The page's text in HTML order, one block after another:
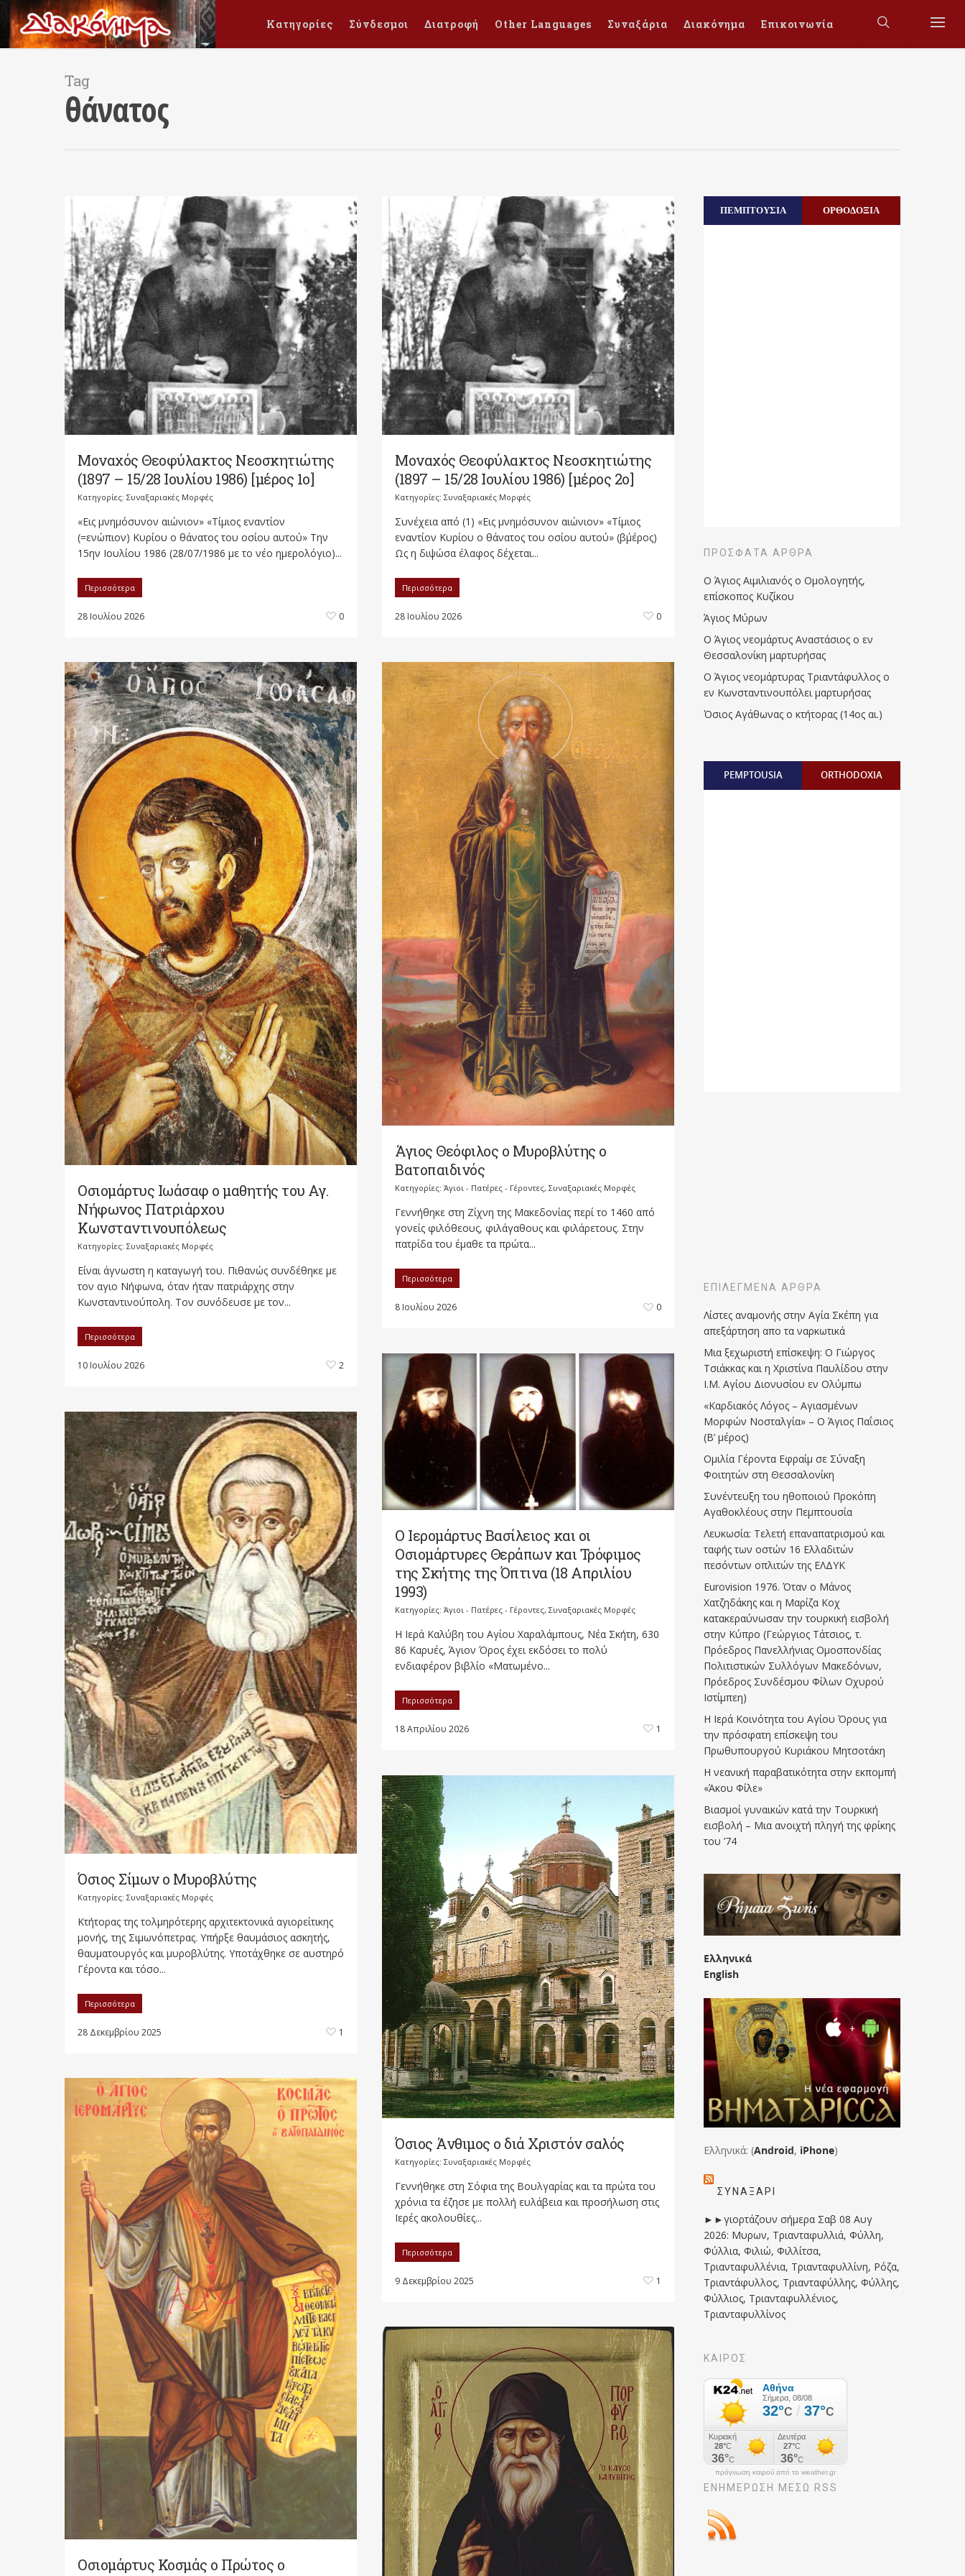
Κατηγορίες Σύνδεσμοι Διατροφή Other Languages Συναξάρια Διακόνημα Επικοινωνία
Tag
θάνατος
Μοναχός Θεοφύλακτος Νεοσκητιώτης
(1897 – 15/28 Ιουλίου 1986) [μέρος 1ο]
Κατηγορίες: Συναξαριακές Μορφές
«Εις μνημόσυνον αιώνιον» «Τίμιος εναντίον
(=ενώπιον) Κυρίου ο θάνατος του οσίου αυτού» Την
15ην Ιουλίου 1986 (28/07/1986 με το νέο ημερολόγιο)...
Περισσότερα
28 Ιουλίου 2026 0
Μοναχός Θεοφύλακτος Νεοσκητιώτης
(1897 – 15/28 Ιουλίου 1986) [μέρος 2ο]
Κατηγορίες: Συναξαριακές Μορφές
Συνέχεια από (1) «Εις μνημόσυνον αιώνιον» «Τίμιος
εναντίον Κυρίου ο θάνατος του οσίου αυτού» (β΄μέρος)
Ως η διψώσα έλαφος δέχεται...
Περισσότερα
28 Ιουλίου 2026 0
Οσιομάρτυς Ιωάσαφ ο μαθητής του Αγ.
Νήφωνος Πατριάρχου
Κωνσταντινουπόλεως
Κατηγορίες: Συναξαριακές Μορφές
Είναι άγνωστη η καταγωγή του. Πιθανώς συνδέθηκε με
τον αγιο Νήφωνα, όταν ήταν πατριάρχης στην
Κωνσταντινούπολη. Τον συνόδευσε με τον...
Περισσότερα
10 Ιουλίου 2026 2
Άγιος Θεόφιλος ο Μυροβλύτης ο
Βατοπαιδινός
Κατηγορίες: Άγιοι - Πατέρες - Γέροντες, Συναξαριακές Μορφές
Γεννήθηκε στη Ζίχνη της Μακεδονίας περί το 1460 από
γονείς φιλόθεους, φιλάγαθους και φιλάρετους. Στην
πατρίδα του έμαθε τα πρώτα...
Περισσότερα
8 Ιουλίου 2026 0
Ο Ιερομάρτυς Βασίλειος και οι
Οσιομάρτυρες Θεράπων και Τρόφιμος
της Σκήτης της Όπτινα (18 Απριλίου
1993)
Κατηγορίες: Άγιοι - Πατέρες - Γέροντες, Συναξαριακές Μορφές
Η Ιερά Καλύβη του Αγίου Χαραλάμπους, Νέα Σκήτη, 630
86 Καρυές, Άγιον Όρος έχει εκδόσει το πολύ
ενδιαφέρον βιβλίο «Ματωμένο...
Περισσότερα
18 Απριλίου 2026 1
Όσιος Σίμων ο Μυροβλύτης
Κατηγορίες: Συναξαριακές Μορφές
Κτήτορας της τολμηρότερης αρχιτεκτονικά αγιορείτικης
μονής, της Σιμωνόπετρας. Υπήρξε θαυμάσιος ασκητής,
θαυματουργός και μυροβλύτης. Υποτάχθηκε σε αυστηρό
Γέροντα και τόσο...
Περισσότερα
28 Δεκεμβρίου 2025 1
Όσιος Άνθιμος ο διά Χριστόν σαλός
Κατηγορίες: Συναξαριακές Μορφές
Γεννήθηκε στη Σόφια της Βουλγαρίας και τα πρώτα του
χρόνια τα έζησε με πολλή ευλάβεια και προσήλωση στις
Ιερές ακολουθίες...
Περισσότερα
9 Δεκεμβρίου 2025 1
Οσιομάρτυς Κοσμάς ο Πρώτος ο
ΠΕΜΠΤΟΥΣΙΑ ΟΡΘΟΔΟΞΙΑ
ΠΡΌΣΦΑΤΑ ΆΡΘΡΑ
Ο Άγιος Αιμιλιανός ο Ομολογητής,
επίσκοπος Κυζίκου
Άγιος Μύρων
Ο Άγιος νεομάρτυς Αναστάσιος ο εν
Θεσσαλονίκη μαρτυρήσας
Ο Άγιος νεομάρτυρας Τριαντάφυλλος ο
εν Κωνσταντινουπόλει μαρτυρήσας
Όσιος Αγάθωνας ο κτήτορας (14ος αι.)
PEMPTOUSIA ORTHODOXIA
ΕΠΙΛΕΓΜΈΝΑ ΆΡΘΡΑ
Λίστες αναμονής στην Αγία Σκέπη για
απεξάρτηση απο τα ναρκωτικά
Μια ξεχωριστή επίσκεψη: Ο Γιώργος
Τσιάκκας και η Χριστίνα Παυλίδου στην
Ι.Μ. Αγίου Διονυσίου εν Ολύμπω
«Καρδιακός Λόγος – Αγιασμένων
Μορφών Νοσταλγία» – Ο Άγιος Παΐσιος
(Β’ μέρος)
Ομιλία Γέροντα Εφραίμ σε Σύναξη
Φοιτητών στη Θεσσαλονίκη
Συνέντευξη του ηθοποιού Προκόπη
Αγαθοκλέους στην Πεμπτουσία
Λευκωσία: Τελετή επαναπατρισμού και
ταφής των οστών 16 Ελλαδιτών
πεσόντων οπλιτών της ΕΛΔΥΚ
Eurovision 1976. Όταν ο Μάνος
Χατζηδάκης και η Μαρίζα Κοχ
κατακεραύνωσαν την τουρκική εισβολή
στην Κύπρο (Γεώργιος Τάτσιος, τ.
Πρόεδρος Πανελλήνιας Ομοσπονδίας
Πολιτιστικών Συλλόγων Μακεδόνων,
Πρόεδρος Συνδέσμου Φίλων Οχυρού
Ιστίμπεη)
Η Ιερά Κοινότητα του Αγίου Όρους για
την πρόσφατη επίσκεψη του
Πρωθυπουργού Κυριάκου Μητσοτάκη
Η νεανική παραβατικότητα στην εκπομπή
«Άκου Φίλε»
Βιασμοί γυναικών κατά την Τουρκική
εισβολή – Μια ανοιχτή πληγή της φρίκης
του ’74
Ελληνικά
English
Ελληνικά: (Android, iPhone)
ΣΥΝΑΞΆΡΙ
►►γιορτάζουν σήμερα Σαβ 08 Αυγ
2026: Μυρων, Τριανταφυλλιά, Φύλλη,
Φύλλια, Φιλιώ, Φιλλίτσα,
Τριανταφυλλένια, Τριανταφυλλίνη, Ρόζα,
Τριαντάφυλλος, Τριανταφύλλης, Φύλλης,
Φύλλιος, Τριανταφυλλένιος,
Τριανταφυλλίνος
ΚΑΙΡΟΣ
πρόγνωση καιρού από το weather.gr
ΕΝΗΜΈΡΩΣΉ ΜΕΣΩ RSS